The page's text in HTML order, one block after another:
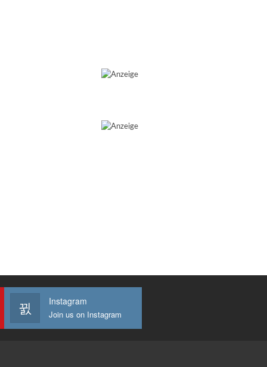
Instagram
Join us on Instagram